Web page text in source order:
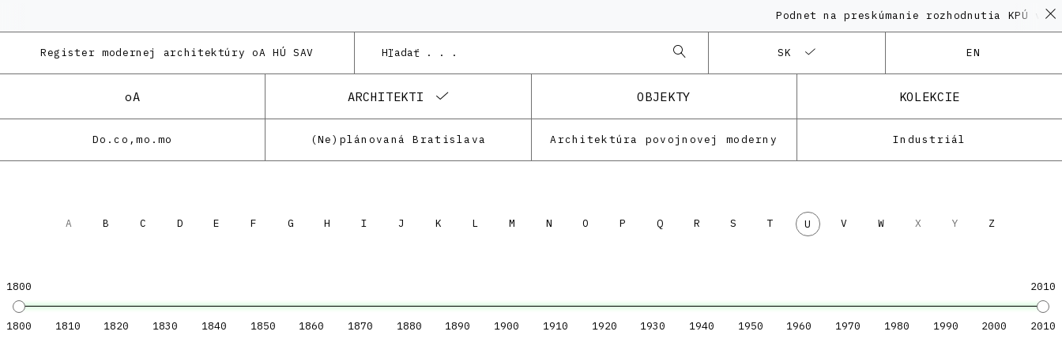
Podnet na preskúmanie rozhodnutia KPÚ vo
Register modernej architektúry oA HÚ SAV SK EN
oA ARCHITEKTI OBJEKTY KOLEKCIE
Do.co,mo.mo (Ne)plánovaná Bratislava Architektúra povojnovej moderny Industriál
A B C D E F G H I J K L M N O P Q R S T U V W X Y Z
1800 2010
1800 1810 1820 1830 1840 1850 1860 1870 1880 1890 1900 1910 1920 1930 1940 1950 1960 1970 1980 1990 2000 2010